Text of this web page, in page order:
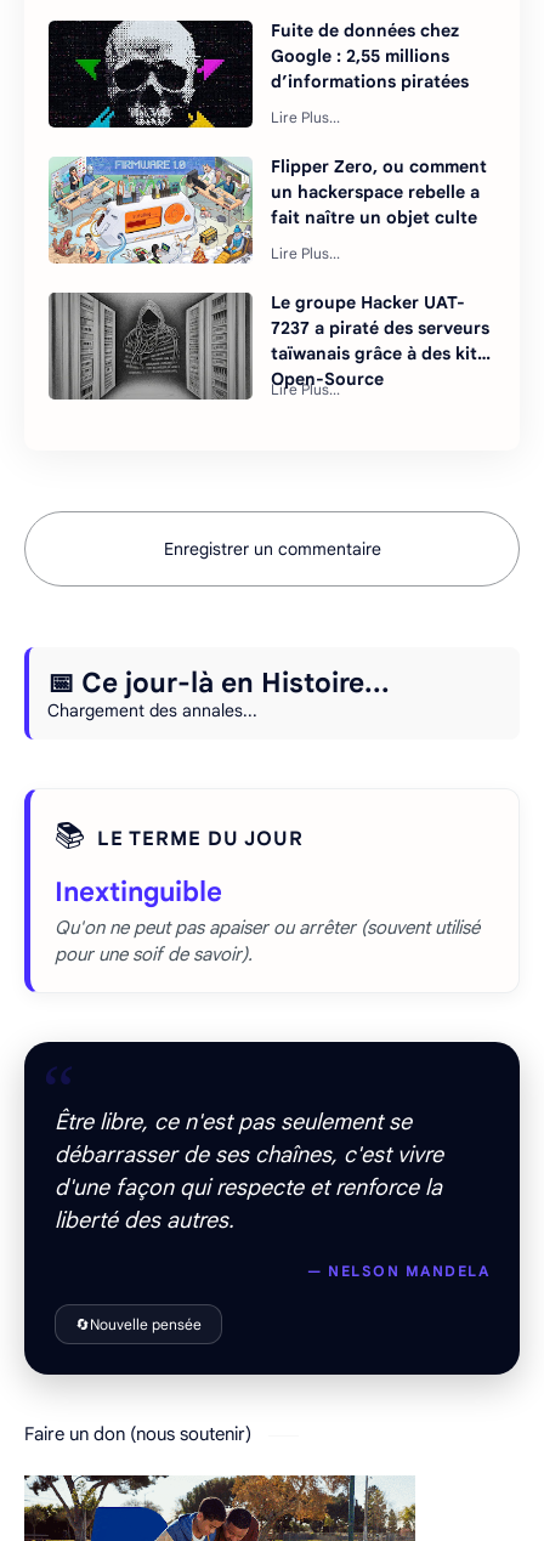
Fuite de données chez
Google : 2,55 millions
d’informations piratées
Flipper Zero, ou comment
un hackerspace rebelle a
fait naître un objet culte
Le groupe Hacker UAT-
7237 a piraté des serveurs
taïwanais grâce à des kits
Open-Source
Enregistrer un commentaire
📅 Ce jour-là en Histoire...
Chargement des annales...
📚 LE TERME DU JOUR
Inextinguible
Qu'on ne peut pas apaiser ou arrêter (souvent utilisé
pour une soif de savoir).
“
Être libre, ce n'est pas seulement se
débarrasser de ses chaînes, c'est vivre
d'une façon qui respecte et renforce la
liberté des autres.
— NELSON MANDELA
🔄Nouvelle pensée
Faire un don (nous soutenir)